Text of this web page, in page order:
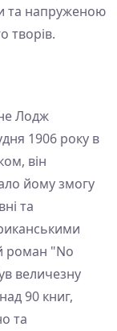
та напруженою
творів.
Лодж
1906 року в
він
йому змогу
та
роман "No
величезну
90 книг,
та